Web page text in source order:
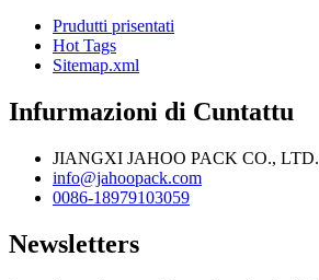
Prudutti prisentati
Hot Tags
Sitemap.xml
Infurmazioni di Cuntattu
JIANGXI JAHOO PACK CO., LTD.
info@jahoopack.com
0086-18979103059
Newsletters